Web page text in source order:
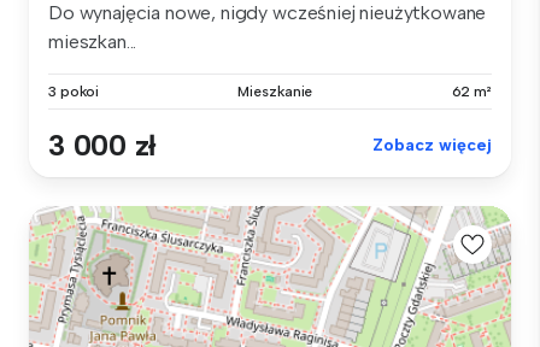
Do wynajęcia nowe, nigdy wcześniej nieużytkowane
mieszkan...
3 pokoi Mieszkanie 62 m²
3 000 zł Zobacz więcej